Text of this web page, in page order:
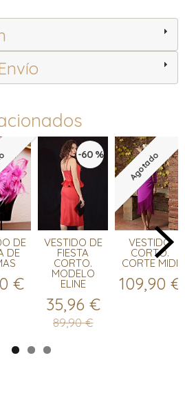
DE
DE
€
-60 %
VESTIDO DE
FIESTA
CORTO.
MODELO
ELINE
35,96 €
89,90 €
Agotado
VESTIDO
CORTO.
CORTE MIDI
109,90 €